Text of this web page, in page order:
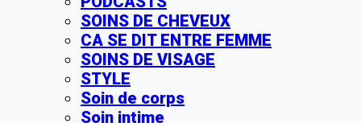
SOINS DE CHEVEUX
CA SE DIT ENTRE FEMME
SOINS DE VISAGE
STYLE
Soin de corps
Soin intime